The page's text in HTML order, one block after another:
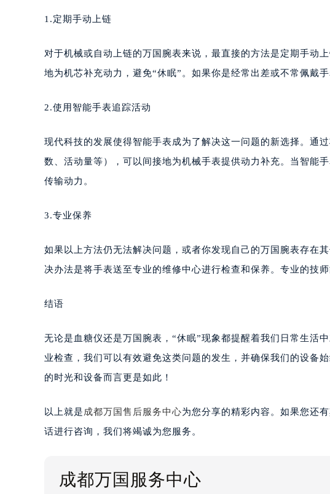
1.定期手动上链
对于机械或自动上链的万国腕表来说，最直接的方法是定期手动
地为机芯补充动力，避免“休眠”。如果你是经常出差或不常佩戴
2.使用智能手表追踪活动
现代科技的发展使得智能手表成为了解决这一问题的新选择。通
数、活动量等），可以间接地为机械手表提供动力补充。当智能
传输动力。
3.专业保养
如果以上方法仍无法解决问题，或者你发现自己的万国腕表存在
决办法是将手表送至专业的维修中心进行检查和保养。专业的技
结语
无论是血糖仪还是万国腕表，“休眠”现象都提醒着我们日常生活
业检查，我们可以有效避免这类问题的发生，并确保我们的设备
的时光和设备而言更是如此！
以上就是 成都万国售后服务中心为您分享的精彩内容。如果您还
话进行咨询，我们将竭诚为您服务。
成都万国服务中心